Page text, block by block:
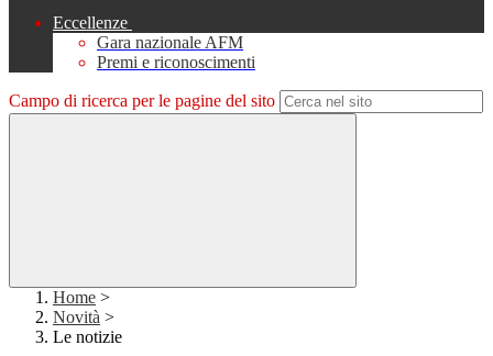
Eccellenze
Gara nazionale AFM
Premi e riconoscimenti
Campo di ricerca per le pagine del sito
Home >
Novità >
Le notizie